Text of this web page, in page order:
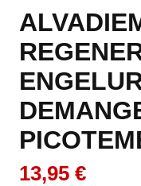
13,95 €